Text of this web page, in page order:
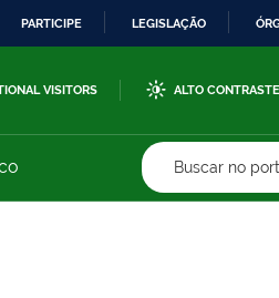
PARTICIPE LEGISLAÇÃO
VISITORS ALTO CONTRASTE
Buscar no